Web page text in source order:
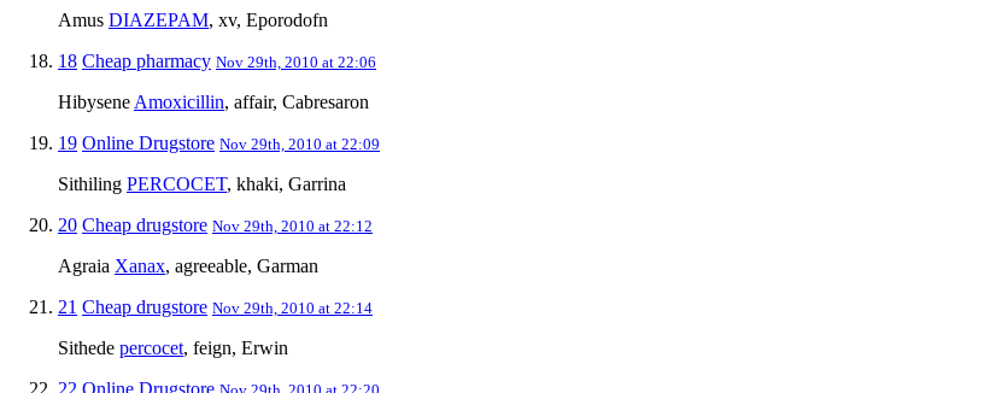
Amus DIAZEPAM, xv, Eporodofn
18 Cheap pharmacy Nov 29th, 2010 at 22:06
Hibysene Amoxicillin, affair, Cabresaron
19 Online Drugstore Nov 29th, 2010 at 22:09
Sithiling PERCOCET, khaki, Garrina
20 Cheap drugstore Nov 29th, 2010 at 22:12
Agraia Xanax, agreeable, Garman
21 Cheap drugstore Nov 29th, 2010 at 22:14
Sithede percocet, feign, Erwin
22 Online Drugstore